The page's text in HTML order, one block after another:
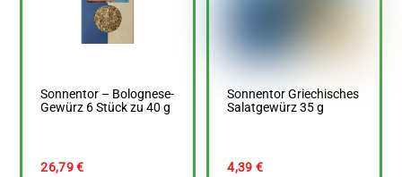
Sonnentor – Bolognese-
Gewürz 6 Stück zu 40 g
26,79€
Sonnentor Griechisches
Salatgewürz 35 g
4,39 €